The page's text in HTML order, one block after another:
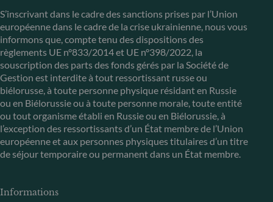
S’inscrivant dans le cadre des sanctions prises par l’Union
européenne dans le cadre de la crise ukrainienne, nous vous
informons que, compte tenu des dispositions des
règlements UE n°833/2014 et UE n°398/2022, la
souscription des parts des fonds gérés par la Société de
Gestion est interdite à tout ressortissant russe ou
biélorusse, à toute personne physique résidant en Russie
ou en Biélorussie ou à toute personne morale, toute entité
ou tout organisme établi en Russie ou en Biélorussie, à
l’exception des ressortissants d’un État membre de l’Union
européenne et aux personnes physiques titulaires d’un titre
de séjour temporaire ou permanent dans un État membre.
Informations